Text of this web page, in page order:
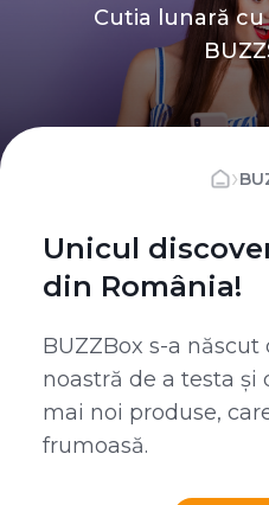
Cutia lunară
›
Unicul
din România!
BUZZBox s-a născut
noastră de a testa și
mai noi produse,
frumoasă.